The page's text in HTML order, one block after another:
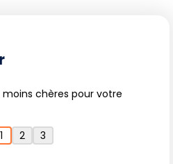
chères pour votre
1 2 3